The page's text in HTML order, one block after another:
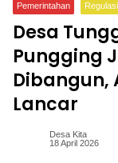
Pemerintahan Regulasi
Desa
Pungging
Dibangun,
Lancar
Desa Kita
18 April 2026